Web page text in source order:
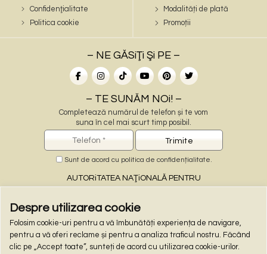
Despre utilizarea cookie
Folosim cookie-uri pentru a vă îmbunătăți experiența de navigare,
pentru a vă oferi reclame și pentru a analiza traficul nostru. Făcând
clic pe „Accept toate”, sunteți de acord cu utilizarea cookie-urilor.
Confidenţialitate
Politica cookie
Modalități de plată
Promoții
– NE GĂSiŢi Şi PE –
– TE SUNĂM NOi! –
Completează numărul de telefon și te vom
suna în cel mai scurt timp posibil.
Sunt de acord cu politica de confidențialitate
AUTORiTATEA NAŢiONALĂ PENTRU
PROTECŢiA CONSUMATORiLOR
– PLĂŢi ONLiNE –